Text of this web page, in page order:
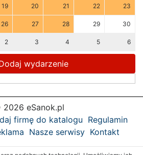
19 20 21 22 23
26 27 28 29 30
2 3 4 5 6
wydarzenie
eSanok.pl
firmę do katalogu Regulamin
Nasze serwisy Kontakt